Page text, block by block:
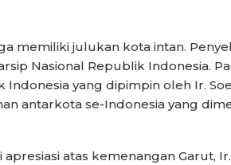
memiliki julukan kota intan.
Nasional Republik Indonesia.
Indonesia yang dipimpin oleh Ir.
antarkota se-Indonesia yang
apresiasi atas kemenangan Garut,